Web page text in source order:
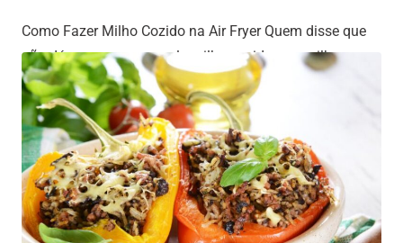
Como Fazer Milho Cozido na Air Fryer Quem disse que
não dá para comer aquele milho cozido maravilhoso o
ano todo? Não e só nas festas juninas ou na praia, não!
Preparar milho cozido na Air Fryer é super fácil e rápido,
e o resultado fica uma delícia. São apenas alguns
passos simples, e você